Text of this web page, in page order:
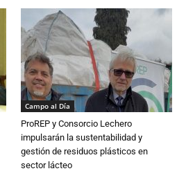
Campo al Día
ProREP y Consorcio Lechero
impulsarán la sustentabilidad y
gestión de residuos plásticos en
sector lácteo